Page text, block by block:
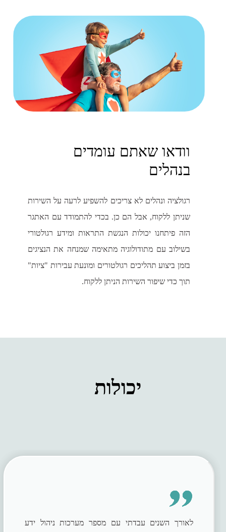
וודאו שאתם עומדים
בנהלים
רגולציה ונהלים לא צריכים להשפיע לרעה על השירות
שניתן ללקוח, אבל הם כן. בכדי להתמודד עם האתגר
הזה פיתחנו יכולות הנגשת התראות ומידע רגולטורי
בשילוב עם מתודולוגיה מתאימה שמנחה את הנציגים
בזמן ביצוע תהליכים רגולטורים ומונעת עבירות "ציות"
תוך כדי שיפור השירות הניתן ללקוח.
יכולות
לאורך השנים עבדתי עם מספר מערכות ניהול ידע